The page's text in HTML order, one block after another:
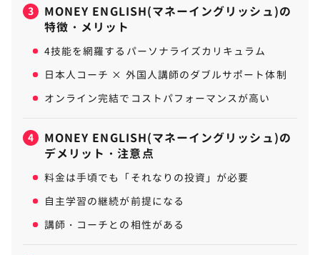
3
MONEY ENGLISH(マネーイングリッシュ)の
特徴・メリット
4技能を網羅するパーソナライズカリキュラム
日本人コーチ × 外国人講師のダブルサポート体制
オンライン完結でコストパフォーマンスが高い
4
MONEY ENGLISH(マネーイングリッシュ)の
デメリット・注意点
料金は手頃でも「それなりの投資」が必要
自主学習の継続が前提になる
講師・コーチとの相性がある